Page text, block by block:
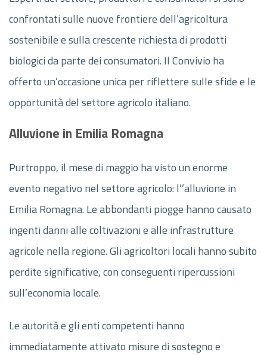
confrontati sulle nuove frontiere dell’agricoltura
sostenibile e sulla crescente richiesta di prodotti
biologici da parte dei consumatori. Il Convivio ha
offerto un’occasione unica per riflettere sulle sfide e le
opportunità del settore agricolo italiano.
Alluvione in Emilia Romagna
Purtroppo, il mese di maggio ha visto un enorme
evento negativo nel settore agricolo: l’’alluvione in
Emilia Romagna. Le abbondanti piogge hanno causato
ingenti danni alle coltivazioni e alle infrastrutture
agricole nella regione. Gli agricoltori locali hanno subito
perdite significative, con conseguenti ripercussioni
sull’economia locale.
Le autorità e gli enti competenti hanno
immediatamente attivato misure di sostegno e